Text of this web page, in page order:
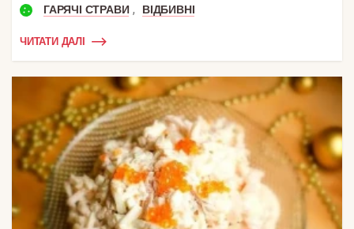
ГАРЯЧІ СТРАВИ , ВІДБИВНІ
ЧИТАТИ ДАЛІ